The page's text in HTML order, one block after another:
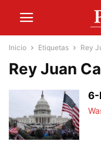
Inicio Etiquetas Rey
Rey Juan
6-